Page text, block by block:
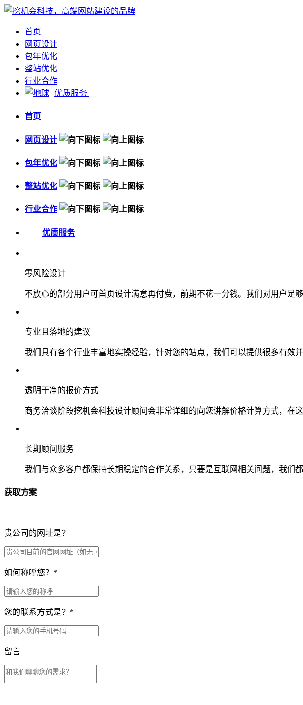
首页
网页设计
包年优化
整站优化
行业合作
优质服务
首页
网页设计
包年优化
整站优化
行业合作
优质服务
零风险设计
不放心的部分用户可首页设计满意再付费，前期不花一分钱。我们对用户足
专业且落地的建议
我们具有各个行业丰富地实操经验，针对您的站点，我们可以提供很多有效
透明干净的报价方式
商务洽谈阶段挖机会科技设计顾问会非常详细的向您讲解价格计算方式，在
长期顾问服务
我们与众多客户都保持长期稳定的合作关系，只要是互联网相关问题，我们
获取方案
贵公司的网址是？
如何称呼您？ *
您的联系方式是？ *
留言